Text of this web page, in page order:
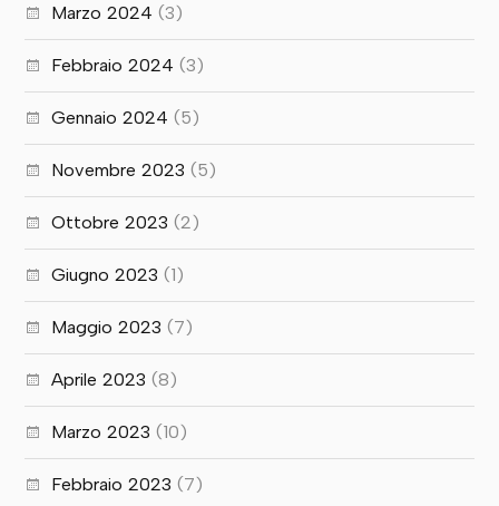
Marzo 2024 (3)
Febbraio 2024 (3)
Gennaio 2024 (5)
Novembre 2023 (5)
Ottobre 2023 (2)
Giugno 2023 (1)
Maggio 2023 (7)
Aprile 2023 (8)
Marzo 2023 (10)
Febbraio 2023 (7)